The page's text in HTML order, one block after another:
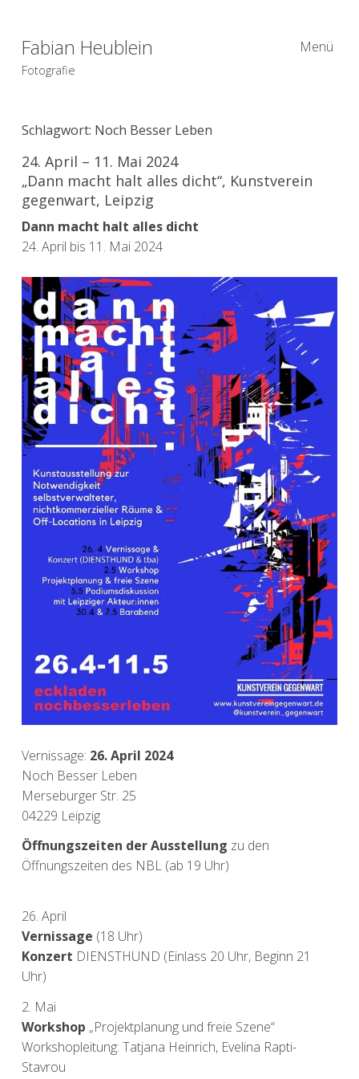
Fabian Heublein
Fotografie
Menü
Schlagwort: Noch Besser Leben
24. April – 11. Mai 2024
„Dann macht halt alles dicht“, Kunstverein
gegenwart, Leipzig
Dann macht halt alles dicht
24. April bis 11. Mai 2024
Vernissage: 26. April 2024
Noch Besser Leben
Merseburger Str. 25
04229 Leipzig
Öffnungszeiten der Ausstellung zu den
Öffnungszeiten des NBL(ab 19 Uhr)
26. April
Vernissage (18 Uhr)
Konzert DIENSTHUND (Einlass 20 Uhr, Beginn 21
Uhr)
2. Mai
Workshop „Projektplanung und freie Szene“
Workshopleitung: Tatjana Heinrich, Evelina Rapti-
Stavrou